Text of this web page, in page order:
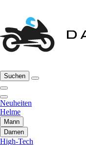
Suchen
Neuheiten
Helme
Mann
Damen
High-Tech